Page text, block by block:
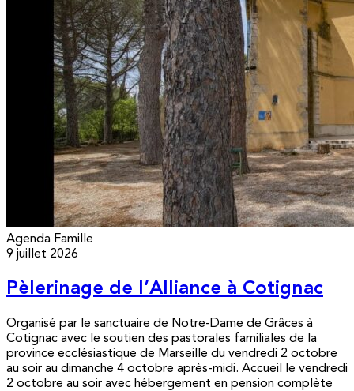
Agenda Famille
9 juillet 2026
Pèlerinage de l’Alliance à Cotignac
Organisé par le sanctuaire de Notre-Dame de Grâces à
Cotignac avec le soutien des pastorales familiales de la
province ecclésiastique de Marseille du vendredi 2 octobre
au soir au dimanche 4 octobre après-midi. Accueil le vendredi
2 octobre au soir avec hébergement en pension complète